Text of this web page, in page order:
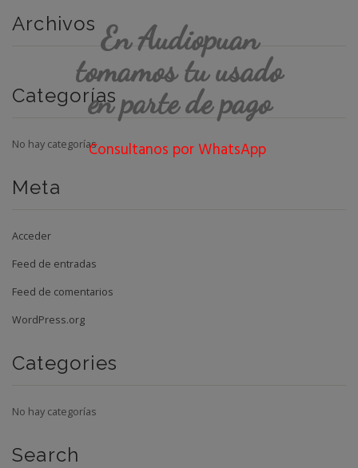
Archivos
Categorías
No hay categorías
Meta
Acceder
Feed de entradas
Feed de comentarios
WordPress.org
Categories
No hay categorías
Search
En Audiopuan
tomamos tu usado
en parte de pago
Consultanos por WhatsApp